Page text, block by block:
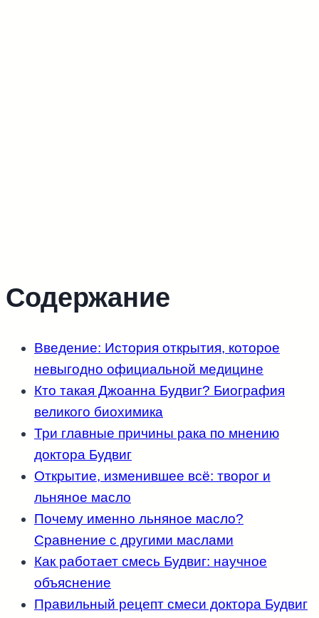
Содержание
Введение: История открытия, которое
невыгодно официальной медицине
Кто такая Джоанна Будвиг? Биография
великого биохимика
Три главные причины рака по мнению
доктора Будвиг
Открытие, изменившее всё: творог и
льняное масло
Почему именно льняное масло?
Сравнение с другими маслами
Как работает смесь Будвиг: научное
объяснение
Правильный рецепт смеси доктора Будвиг